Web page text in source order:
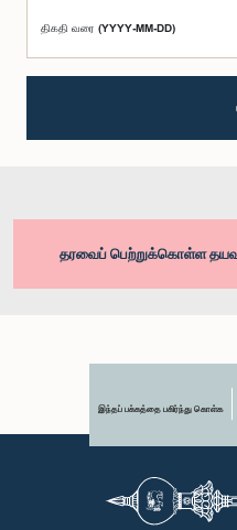
திகதி வரை (YYYY-MM-DD)
தரவைப் பெற்றுக்கொள்ள
இந்தப் பக்கத்தை பகிர்ந்து கொள்க